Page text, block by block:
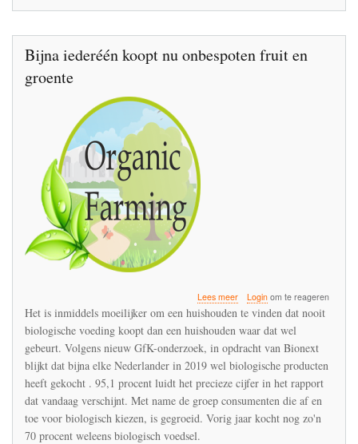
Bijna iederéén koopt nu onbespoten fruit en
groente
Lees meerover
Bijna
koopt
nu
onbespoten
fruit
en
groente
Loginom te reageren
Het is inmiddels moeilijker om een huishouden te vinden dat nooit
biologische voeding koopt dan een huishouden waar dat wel
gebeurt. Volgens nieuw GfK-onderzoek, in opdracht van Bionext
blijkt dat bijna elke Nederlander in 2019 wel biologische producten
heeft gekocht . 95,1 procent luidt het precieze cijfer in het rapport
dat vandaag verschijnt. Met name de groep consumenten die af en
toe voor biologisch kiezen, is gegroeid. Vorig jaar kocht nog zo'n
70 procent weleens biologisch voedsel.